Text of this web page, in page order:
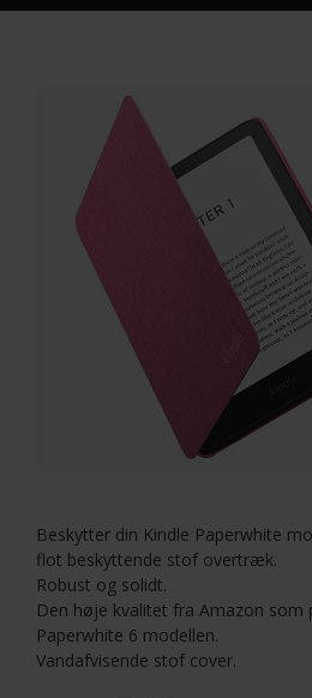
Beskytter din Kindle Paperwhite
flot beskyttende stof overtræk.
Robust og solidt.
Den høje kvalitet fra Amazon som
Paperwhite 6 modellen.
Vandafvisende stof cover.